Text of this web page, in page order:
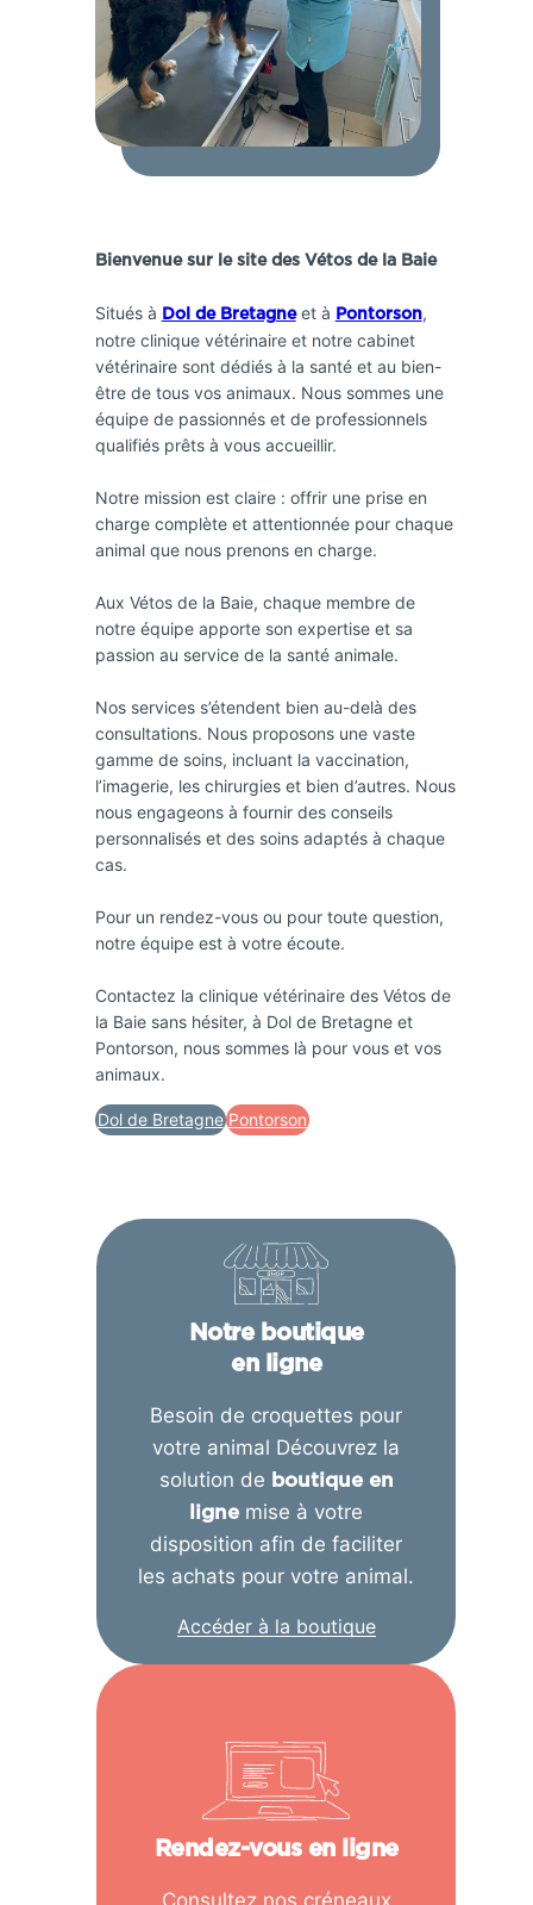
Bienvenue sur le site des Vétos de la Baie
Situés à Dol de Bretagneet à Pontorson,
notre clinique vétérinaire et notre cabinet
vétérinaire sont dédiés à la santé et au bien-
être de tous vos animaux. Nous sommes une
équipe de passionnés et de professionnels
qualifiés prêts à vous accueillir.
Notre mission est claire : offrir une prise en
charge complète et attentionnée pour chaque
animal que nous prenons en charge.
Aux Vétos de la Baie, chaque membre de
notre équipe apporte son expertise et sa
passion au service de la santé animale.
Nos services s’étendent bien au-delà des
consultations. Nous proposons une vaste
gamme de soins, incluant la vaccination,
l’imagerie, les chirurgies et bien d’autres. Nous
nous engageons à fournir des conseils
personnalisés et des soins adaptés à chaque
cas.
Pour un rendez-vous ou pour toute question,
notre équipe est à votre écoute.
Contactez la clinique vétérinaire des Vétos de
la Baie sans hésiter, à Dol de Bretagne et
Pontorson, nous sommes là pour vous et vos
animaux.
Dol de Bretagne Pontorson
Notre boutique
en ligne
Besoin de croquettes pour
votre animal Découvrez la
solution de boutique en
ligne mise à votre
disposition afin de faciliter
les achats pour votre animal.
Accéder à la boutique
Rendez-vous en ligne